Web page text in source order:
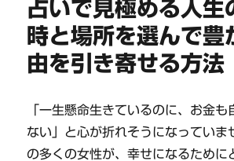
占いで見極める人生
時と場所を選んで豊
由を引き寄せる方法
「一生懸命生きているのに、お金も
ない」と心が折れそうになっていま
の多くの女性が、幸せになるために